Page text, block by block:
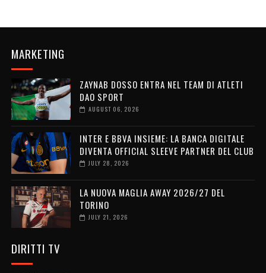
MARKETING
ZAYNAB DOSSO ENTRA NEL TEAM DI ATLETI
DAO SPORT
AUGUST 06, 2026
INTER E BBVA INSIEME: LA BANCA DIGITALE
DIVENTA OFFICIAL SLEEVE PARTNER DEL CLUB
JULY 28, 2026
LA NUOVA MAGLIA AWAY 2026/27 DEL
TORINO
JULY 21, 2026
DIRITTI TV